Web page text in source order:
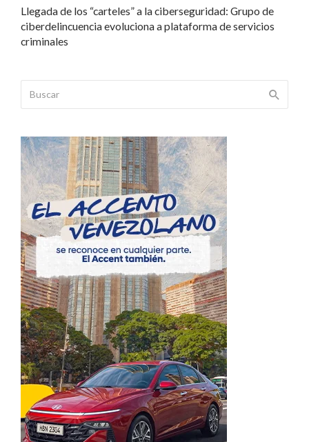
Llegada de los “carteles” a la ciberseguridad: Grupo de
ciberdelincuencia evoluciona a plataforma de servicios
criminales